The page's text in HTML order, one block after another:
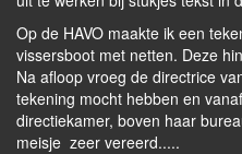
Op de HAVO maakte ik een
vissersboot met netten. Deze
Na afloop vroeg de directrice
tekening mocht hebben en
directiekamer, boven haar
meisje zeer vereerd.....